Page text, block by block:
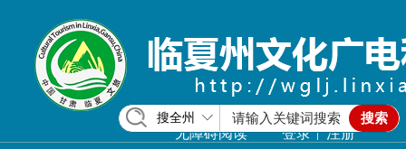
无障碍阅读 登录 | 注册
搜全州 搜索